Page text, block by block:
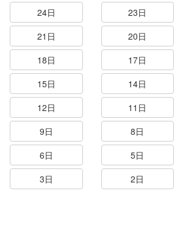
24日
23日
21日
20日
18日
17日
15日
14日
12日
11日
9日
8日
6日
5日
3日
2日